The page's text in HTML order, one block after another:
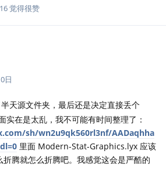
觉得很赞
日
天源文件夹，最后还是决定直接丢个
实在是太乱，我不可能有时间整理了：
sh/wn2u9qk560rl3nf/AADaqhha
里面 Modern-Stat-Graphics.lyx 应该
腾就怎么折腾吧。我感觉这会是严酷的